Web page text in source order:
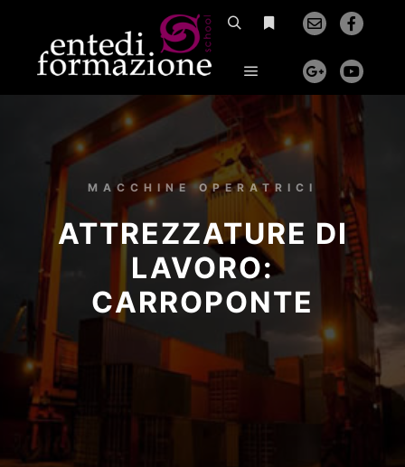
MACCHINE OPERATRICI
ATTREZZATURE DI
LAVORO:
CARROPONTE